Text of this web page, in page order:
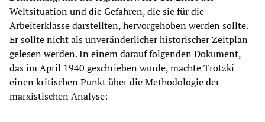
Weltsituation und die Gefahren, die sie für die
Arbeiterklasse darstellten, hervorgehoben werden sollte.
Er sollte nicht als unveränderlicher historischer Zeitplan
gelesen werden. In einem darauf folgenden Dokument,
das im April 1940 geschrieben wurde, machte Trotzki
einen kritischen Punkt über die Methodologie der
marxistischen Analyse: